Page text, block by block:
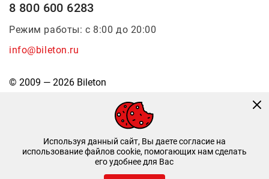
8 800 600 6283
Режим работы: с 8:00 до 20:00
info@bileton.ru
© 2009 — 2026 Bileton
Используя данный сайт, Вы даете согласие на
использование файлов cookie, помогающих нам сделать
его удобнее для Вас